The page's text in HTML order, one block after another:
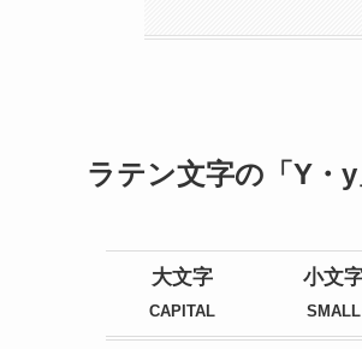
ラテン文字の「Y・
大文字
CAPITAL
小文
SMALL